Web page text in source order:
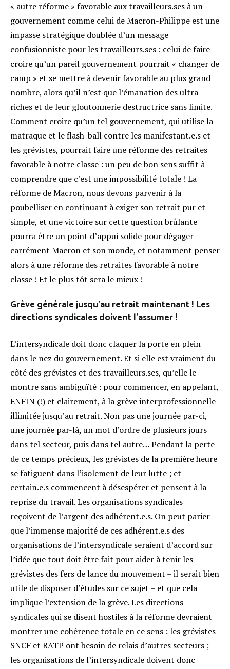
« autre réforme » favorable aux travailleurs.ses à un
gouvernement comme celui de Macron-Philippe est une
impasse stratégique doublée d’un message
confusionniste pour les travailleurs.ses : celui de faire
croire qu’un pareil gouvernement pourrait « changer de
camp » et se mettre à devenir favorable au plus grand
nombre, alors qu’il n’est que l’émanation des ultra-
riches et de leur gloutonnerie destructrice sans limite.
Comment croire qu’un tel gouvernement, qui utilise la
matraque et le flash-ball contre les manifestant.e.s et
les grévistes, pourrait faire une réforme des retraites
favorable à notre classe : un peu de bon sens suffit à
comprendre que c’est une impossibilité totale ! La
réforme de Macron, nous devons parvenir à la
poubelliser en continuant à exiger son retrait pur et
simple, et une victoire sur cette question brûlante
pourra être un point d’appui solide pour dégager
carrément Macron et son monde, et notamment penser
alors à une réforme des retraites favorable à notre
classe ! Et le plus tôt sera le mieux !
Grève générale jusqu’au retrait maintenant ! Les
directions syndicales doivent l’assumer !
L’intersyndicale doit donc claquer la porte en plein
dans le nez du gouvernement. Et si elle est vraiment du
côté des grévistes et des travailleurs.ses, qu’elle le
montre sans ambiguïté : pour commencer, en appelant,
ENFIN (!) et clairement, à la grève interprofessionnelle
illimitée jusqu’au retrait. Non pas une journée par-ci,
une journée par-là, un mot d’ordre de plusieurs jours
dans tel secteur, puis dans tel autre… Pendant la perte
de ce temps précieux, les grévistes de la première heure
se fatiguent dans l’isolement de leur lutte ; et
certain.e.s commencent à désespérer et pensent à la
reprise du travail. Les organisations syndicales
reçoivent de l’argent des adhérent.e.s. On peut parier
que l’immense majorité de ces adhérent.e.s des
organisations de l’intersyndicale seraient d’accord sur
l’idée que tout doit être fait pour aider à tenir les
grévistes des fers de lance du mouvement – il serait bien
utile de disposer d’études sur ce sujet – et que cela
implique l’extension de la grève. Les directions
syndicales qui se disent hostiles à la réforme devraient
montrer une cohérence totale en ce sens : les grévistes
SNCF et RATP ont besoin de relais d’autres secteurs ;
les organisations de l’intersyndicale doivent donc